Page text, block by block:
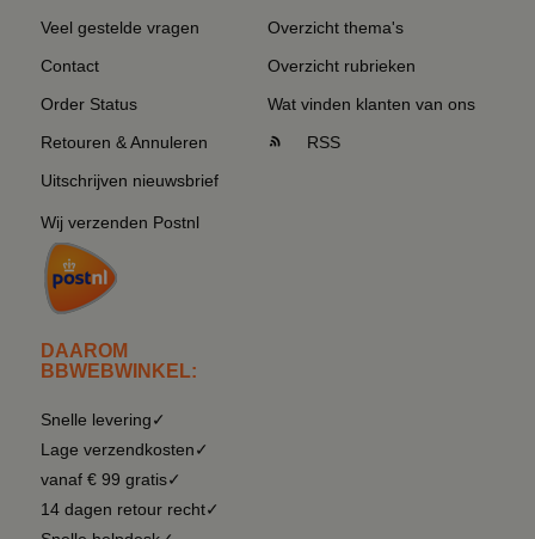
Veel gestelde vragen
Contact
Order Status
Retouren & Annuleren
Uitschrijven nieuwsbrief
Wij verzenden Postnl
DAAROM
BBWEBWINKEL:
Snelle levering✓
Lage verzendkosten✓
vanaf € 99 gratis✓
14 dagen retour recht✓
Overzicht thema's
Overzicht rubrieken
Wat vinden klanten van ons
RSS